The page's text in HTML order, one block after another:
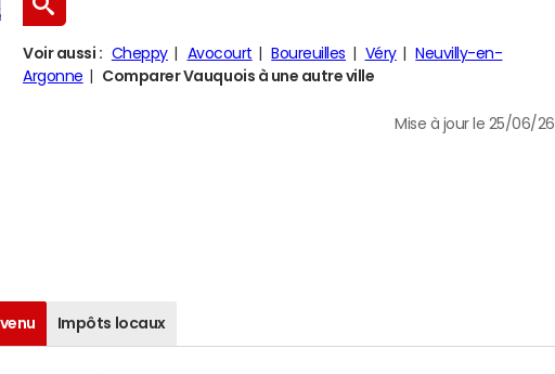
Voir aussi : Cheppy Avocourt Boureuilles Véry
Neuvilly-en-
Argonne
Comparer Vauquois à une autre ville
Mise à jour le 25/06/26
Impôts locaux